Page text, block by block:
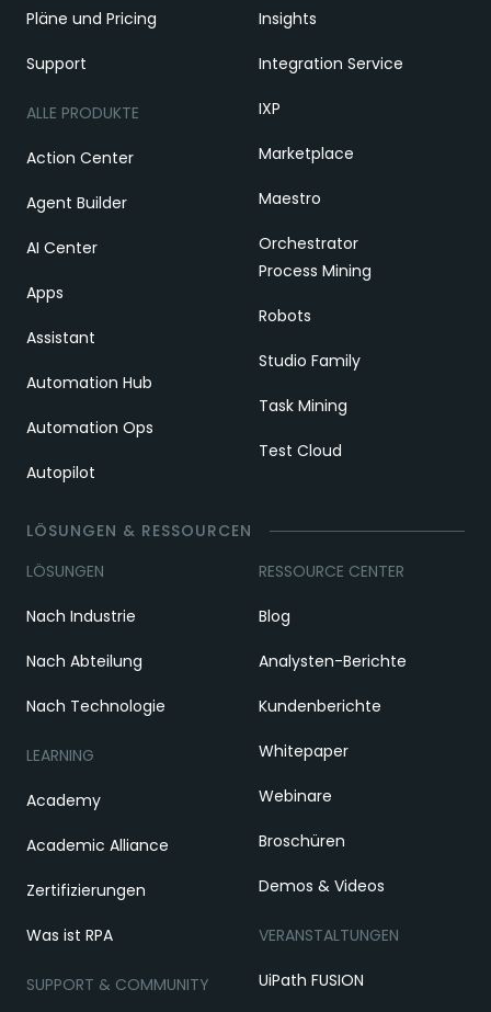
Pläne und Pricing
Support
ALLE PRODUKTE
Action Center
Agent Builder
AI Center
Apps
Assistant
Automation Hub
Automation Ops
Autopilot
Insights
Integration Service
IXP
Marketplace
Maestro
Orchestrator
Process Mining
Robots
Studio Family
Task Mining
Test Cloud
LÖSUNGEN & RESSOURCEN
LÖSUNGEN
Nach Industrie
Nach Abteilung
Nach Technologie
LEARNING
Academy
Academic Alliance
Zertifizierungen
Was ist RPA
SUPPORT & COMMUNITY
RESSOURCE CENTER
Blog
Analysten-Berichte
Kundenberichte
Whitepaper
Webinare
Broschüren
Demos & Videos
VERANSTALTUNGEN
UiPath FUSION